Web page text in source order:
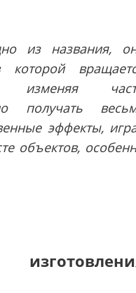
из названия,
изменяя
получать
эффекты,
объектов,